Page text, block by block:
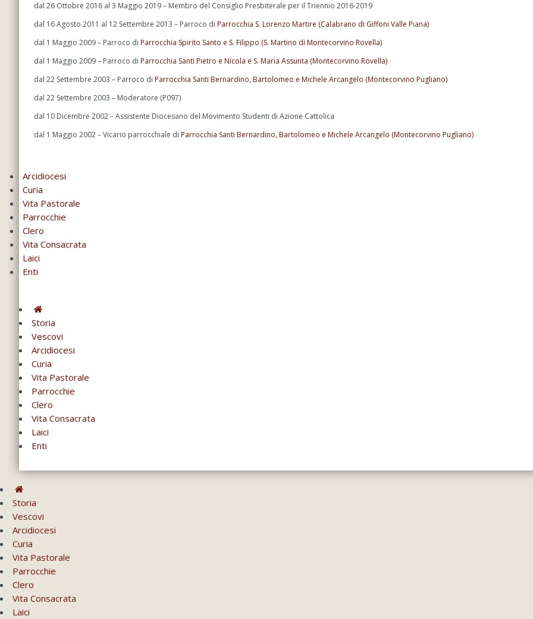
dal 26 Ottobre 2016 al 3 Maggio 2019 – Membro del Consiglio Presbiterale per il Triennio 2016-2019
dal 16 Agosto 2011 al 12 Settembre 2013 – Parroco di Parrocchia S. Lorenzo Martire (Calabrano di Giffoni Valle Piana)
dal 1 Maggio 2009 – Parroco di Parrocchia Spirito Santo e S. Filippo (S. Martino di Montecorvino Rovella)
dal 1 Maggio 2009 – Parroco di Parrocchia Santi Pietro e Nicola e S. Maria Assunta (Montecorvino Rovella)
dal 22 Settembre 2003 – Parroco di Parrocchia Santi Bernardino, Bartolomeo e Michele Arcangelo (Montecorvino Pugliano)
dal 22 Settembre 2003 – Moderatore (P097)
dal 10 Dicembre 2002 – Assistente Diocesano del Movimento Studenti di Azione Cattolica
dal 1 Maggio 2002 – Vicario parrocchiale di Parrocchia Santi Bernardino, Bartolomeo e Michele Arcangelo (Montecorvino Pugliano)
Arcidiocesi
Curia
Vita Pastorale
Parrocchie
Clero
Vita Consacrata
Laici
Enti
Storia
Vescovi
Arcidiocesi
Curia
Vita Pastorale
Parrocchie
Clero
Vita Consacrata
Laici
Enti
Storia
Vescovi
Arcidiocesi
Curia
Vita Pastorale
Parrocchie
Clero
Vita Consacrata
Laici